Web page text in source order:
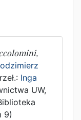
Inga
UW,
9)